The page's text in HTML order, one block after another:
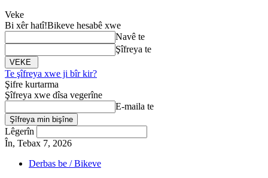
Veke
Bi xêr hatî!Bikeve hesabê xwe
Navê te
Şîfreya te
Te şîfreya xwe ji bîr kir?
Şifre kurtarma
Şîfreya xwe dîsa vegerîne
E-maila te
Lêgerîn
În, Tebax 7, 2026
Derbas be / Bikeve